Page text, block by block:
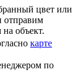
цвет или
отправим
объект.
карте
по